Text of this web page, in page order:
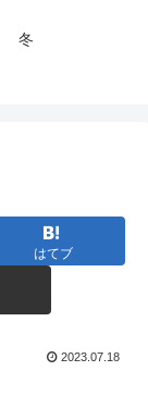
冬
はてブ
2023.07.18